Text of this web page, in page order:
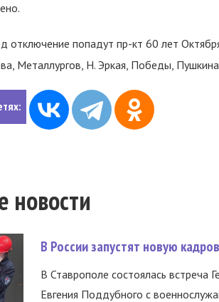
отключение попадут пр-кт 60 лет
Металлургов, Н. Эркая, Победы,
новости
В России запустят новую
В Ставрополе состоялась встреча
Евгения Поддубного с